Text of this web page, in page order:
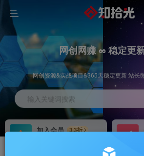
网创网赚 ∞ 稳定更
网创资源&实战项目&365天稳定更新 站长
输入关键词搜索
加入会员
3.3折